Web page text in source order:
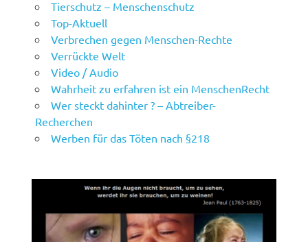
Tierschutz – Menschenschutz
Top-Aktuell
Verbrechen gegen Menschen-Rechte
Verrückte Welt
Video / Audio
Wahrheit zu erfahren ist ein MenschenRecht
Wer steckt dahinter ? – Abtreiber-
Recherchen
Werben für das Töten nach §218